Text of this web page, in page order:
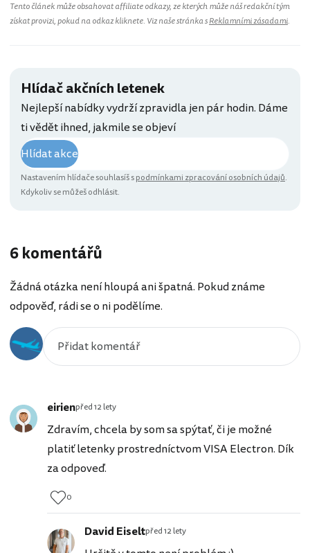
Tento článek může obsahovat affiliate odkazy, ze kterých může náš redakční tým
získat provizi, pokud na odkaz kliknete. Viz naše stránka sReklamními zásadami.
Hlídač akčních letenek
Nejlepší nabídky vydrží zpravidla jen pár hodin. Dáme
ti vědět ihned, jakmile se objeví
Hlídat akce
Nastavením hlídače souhlasíš spodmínkami zpracování osobních údajů.
Kdykoliv se můžeš odhlásit.
6 komentářů
Žádná otázka není hloupá ani špatná. Pokud známe
odpověď, rádi se o ni podělíme.
eirienpřed 12 lety
Zdravím, chcela by som sa spýtať, či je možné
platiť letenky prostredníctvom VISA Electron. Dík
za odpoveď.
0
David Eiseltpřed 12 lety